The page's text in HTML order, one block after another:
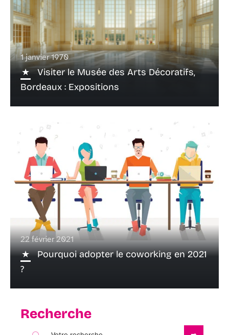
1 janvier 1970
Visiter le Musée des Arts Décoratifs,
Bordeaux : Expositions
22 février 2021
Pourquoi adopter le coworking en 2021
?
Recherche